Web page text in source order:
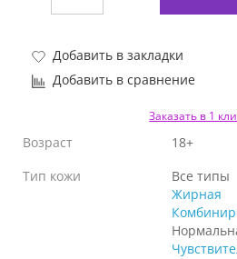
Добавить в закладки
Добавить в сравнение
Заказать в 1
Возраст
18+
Тип кожи
Все типы
Жирная